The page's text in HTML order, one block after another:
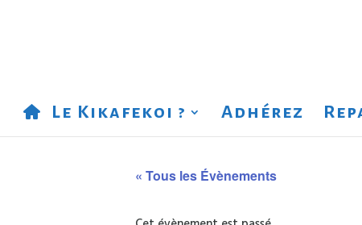
Le Kikafekoi ? Adhérez
« Tous les Évènements